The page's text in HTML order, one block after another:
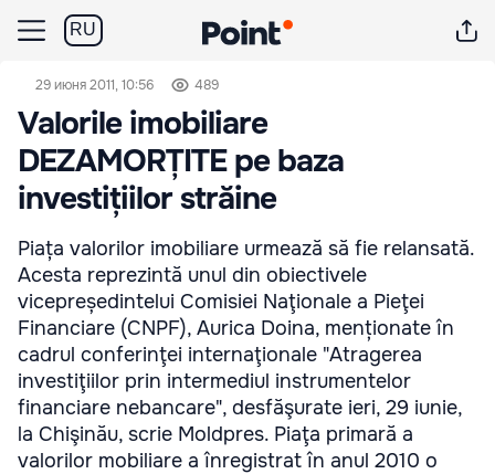
RU
29 июня 2011, 10:56 489
Valorile imobiliare
DEZAMORȚITE pe baza
investițiilor străine
Piața valorilor imobiliare urmează să fie relansată.
Acesta reprezintă unul din obiectivele
vicepreședintelui Comisiei Naţionale a Pieţei
Financiare (CNPF), Aurica Doina, menționate în
cadrul conferinţei internaţionale "Atragerea
investiţiilor prin intermediul instrumentelor
financiare nebancare", desfăşurate ieri, 29 iunie,
la Chişinău, scrie Moldpres. Piaţa primară a
valorilor mobiliare a înregistrat în anul 2010 o